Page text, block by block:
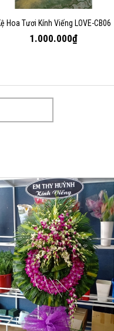
Hoa Tươi Kính Viếng LOVE-CB06
1.000.000₫